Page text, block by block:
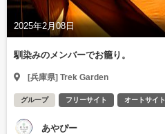
2025年2月08日
馴染みのメンバーでお籠り。
[兵庫県] Trek Garden
グループ フリーサイト オートサイト
あやぴー